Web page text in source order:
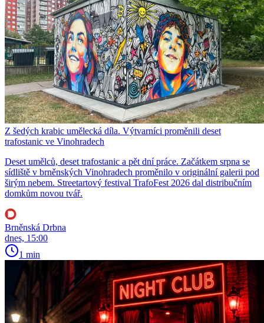
Z šedých krabic umělecká díla. Výtvarníci proměnili deset
trafostanic ve Vinohradech
Deset umělců, deset trafostanic a pět dní práce. Začátkem srpna se
sídliště v brněnských Vinohradech proměnilo v originální galerii pod
širým nebem. Streetartový festival TrafoFest 2026 dal distribučním
domkům novou tvář.
Brněnská Drbna
dnes, 15:00
1 min